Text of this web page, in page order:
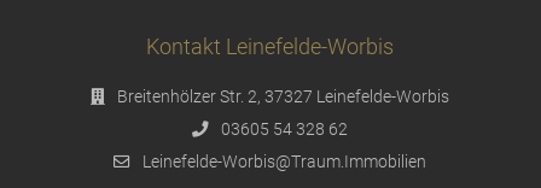
Kontakt Leinefelde-Worbis
Breitenhölzer Str. 2, 37327 Leinefelde-Worbis
03605 54 328 62
Leinefelde-Worbis@Traum.Immobilien